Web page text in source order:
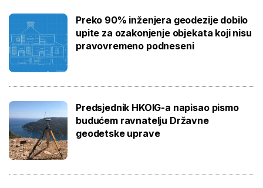
Preko 90% inženjera geodezije dobilo
upite za ozakonjenje objekata koji nisu
pravovremeno podneseni
Predsjednik HKOIG-a napisao pismo
budućem ravnatelju Državne
geodetske uprave